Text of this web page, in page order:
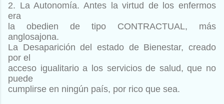
2. La Autonomía. Antes la virtud de los enfermos
era
la obedien de tipo CONTRACTUAL, más
anglosajona.
La Desaparición del estado de Bienestar, creado
por el
acceso igualitario a los servicios de salud, que no
puede
cumplirse en ningún país, por rico que sea.